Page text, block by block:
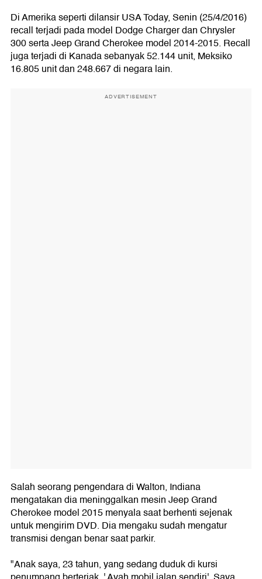
Di Amerika seperti dilansir USA Today, Senin (25/4/2016)
recall terjadi pada model Dodge Charger dan Chrysler
300 serta Jeep Grand Cherokee model 2014-2015. Recall
juga terjadi di Kanada sebanyak 52.144 unit, Meksiko
16.805 unit dan 248.667 di negara lain.
ADVERTISEMENT
Salah seorang pengendara di Walton, Indiana
mengatakan dia meninggalkan mesin Jeep Grand
Cherokee model 2015 menyala saat berhenti sejenak
untuk mengirim DVD. Dia mengaku sudah mengatur
transmisi dengan benar saat parkir.
"Anak saya, 23 tahun, yang sedang duduk di kursi